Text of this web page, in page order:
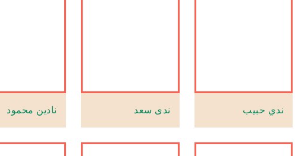
ندي حبيب ندى سعد نادين محمود